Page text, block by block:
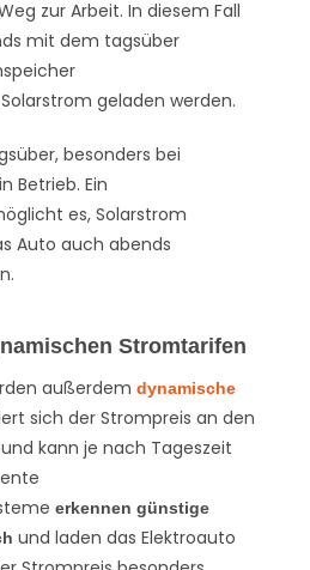
zur Arbeit. In diesem Fall
mit dem tagsüber
geladen werden.
besonders bei
Betrieb. Ein
es, Solarstrom
Auto auch abends
Stromtarifen
außerdem dynamische
sich der Strompreis an den
kann je nach Tageszeit
erkennen günstige
und laden das Elektroauto